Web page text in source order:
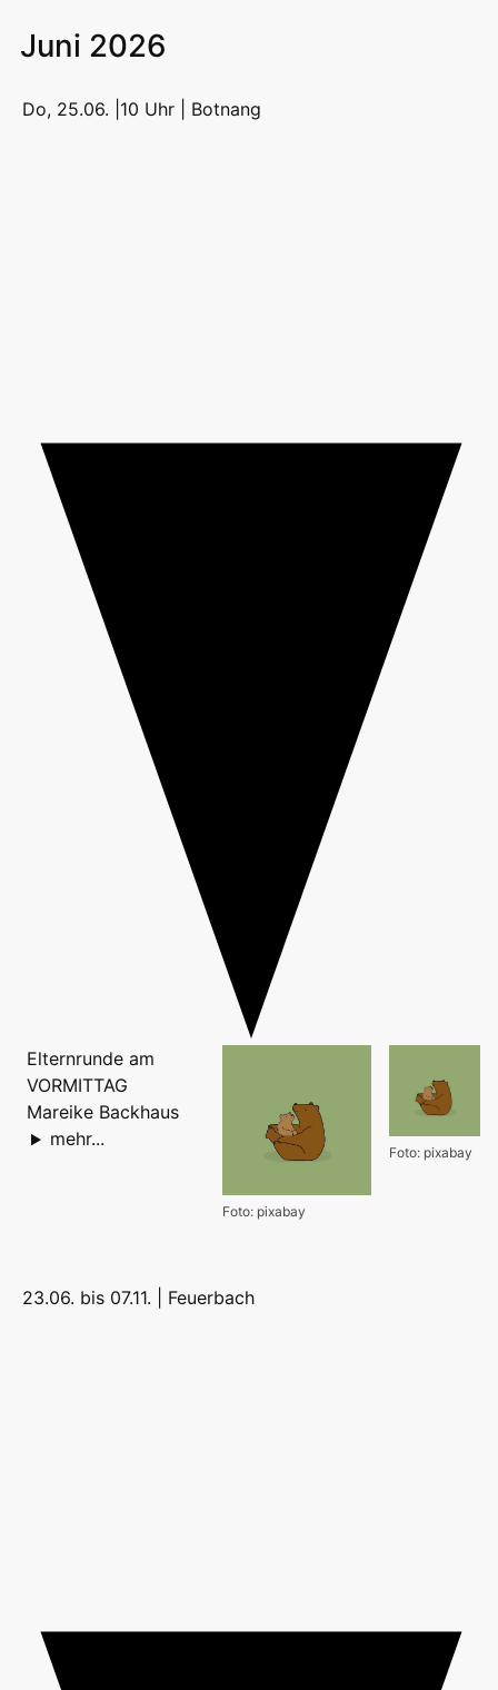
Juni 2026
Do, 25.06. |10 Uhr | Botnang
Foto: pixabay
Foto: pixabay
Elternrunde am
VORMITTAG
Mareike Backhaus
mehr...
23.06. bis 07.11. | Feuerbach